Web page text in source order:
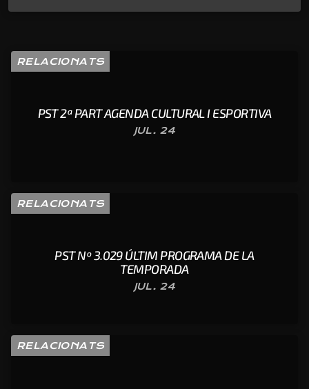
RELACIONATS
PST 2ª PART AGENDA CULTURAL I ESPORTIVA
JUL. 24
RELACIONATS
PST Nº 3.029 ÚLTIM PROGRAMA DE LA
TEMPORADA
JUL. 24
RELACIONATS